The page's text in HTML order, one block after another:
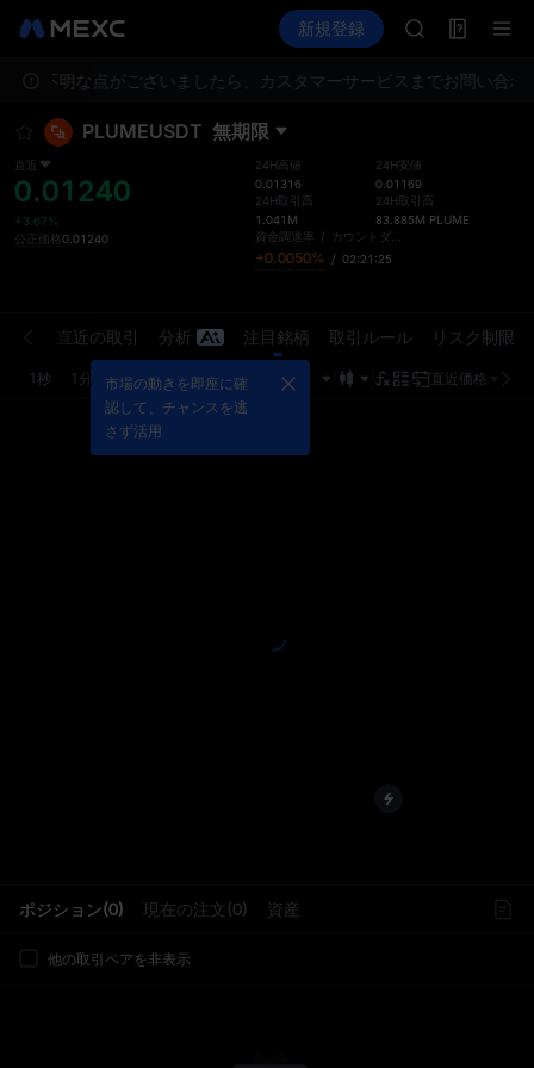
TradFi 情報 イベント
新規登録
SKYAI
ロックアップ
SKYAI
UNITREE
ロックアップ
ご不明な点がございましたら、カスタマーサービスまでお問い合わ
PLUMEUSDT 無期限
直近
0.01240
+3.67%
公正価格0.01240
24H高値
0.01316
24H取引高
1.041M
24H安値
0.01169
24H取引高
83.885M PLUME
資金調達率
/
+0.0050% / 02:21:25
ポジション(0) 現在の注文(0) 資産
他の取引ペアを非表示
直近の取引 分析 注目銘柄 取引ルール リスク制限
1秒 1分 5分 15分 1時 4時 1日 直近価格
市場の動きを即座に確
認して、チャンスを逃
さず活用